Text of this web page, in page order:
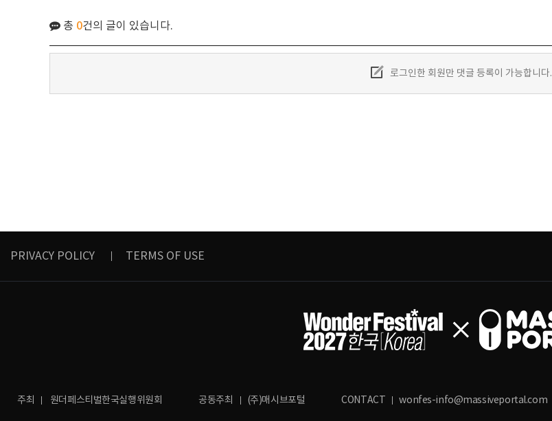
총 0건의 글이 있습니다.
로그인한 회원만 댓글 등록이 가능합니다.
PRIVACY POLICY TERMS OF USE
주최 원더페스티벌한국실행위원회 공동주최 (주)매시브포털 CONTACT wonfes-info@massiveportal.com